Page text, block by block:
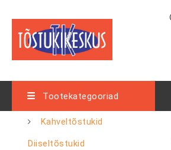
Tootekategooriad
Kahveltõstukid
Diiseltõstukid